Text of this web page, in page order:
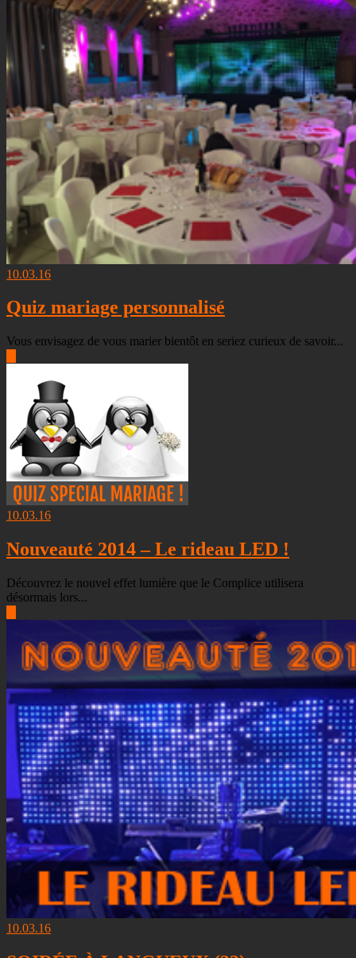
10.03.16
Quiz mariage personnalisé
Vous envisagez de vous marier bientôt en seriez curieux de savoir...
10.03.16
Nouveauté 2014 – Le rideau LED !
Découvrez le nouvel effet lumière que le Complice utilisera
désormais lors...
10.03.16